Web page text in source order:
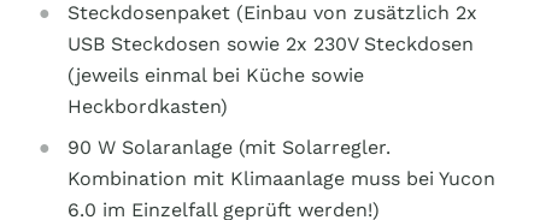
Steckdosenpaket (Einbau von zusätzlich 2x
USB Steckdosen sowie 2x 230V Steckdosen
(jeweils einmal bei Küche sowie
Heckbordkasten)
90 W Solaranlage (mit Solarregler.
Kombination mit Klimaanlage muss bei Yucon
6.0 im Einzelfall geprüft werden!)